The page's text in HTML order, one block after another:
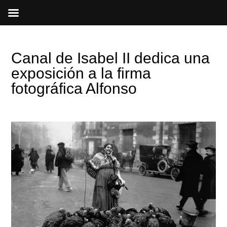
Canal de Isabel II dedica una
exposición a la firma
fotográfica Alfonso